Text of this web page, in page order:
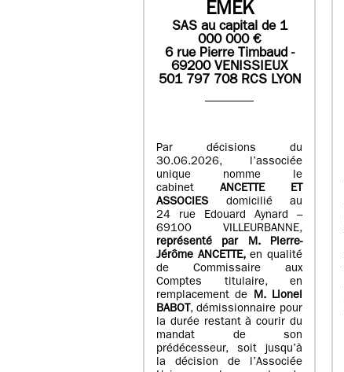
EMEK
SASau capital de 1
000 000€
6 rue Pierre Timbaud -
69200 VENISSIEUX
501 797 708 RCS LYON
Par décisions du
30.06.2026, l’associée
unique nomme le
cabinet ANCETTE ET
ASSOCIES
domicilié au
24 rue Edouard Aynard –
69100 VILLEURBANNE,
représenté par M.Pierre-
Jérôme ANCETTE, en qualité
de Commissaire aux
Comptes titulaire, en
remplacement de M.Lionel
BABOT, démissionnaire pour
la durée restant à courir du
mandat de son
prédécesseur, soit jusqu’à
la décision de l’Associée